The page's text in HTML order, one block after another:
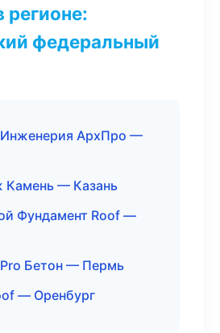
регионе:
федеральный
Инженерия АрхПро —
— Казань
Фундамент Roof —
Бетон — Пермь
— Оренбург